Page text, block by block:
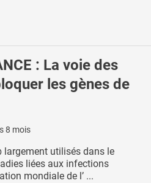
: La voie des
les gènes de
8 mois
largement utilisés dans le
liées aux infections
mondiale de l’ ...